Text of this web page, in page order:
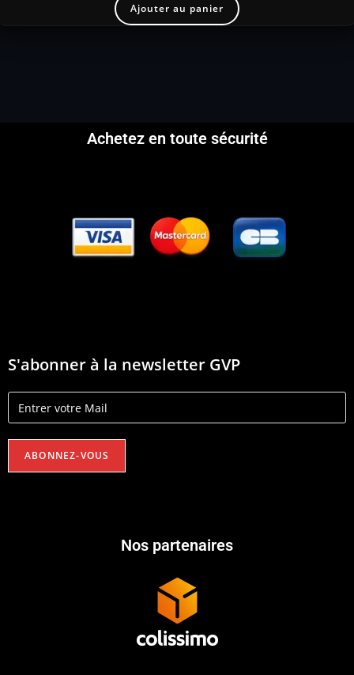
Ajouter au panier
Achetez en toute sécurité
S'abonner à la newsletter GVP
Nos partenaires